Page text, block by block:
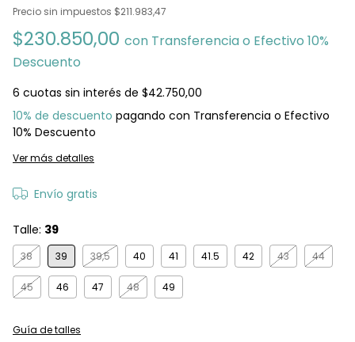
Precio sin impuestos $211.983,47
$230.850,00 con Transferencia o Efectivo 10%
Descuento
6 cuotas sin interés de $42.750,00
10% de descuento pagando con Transferencia o Efectivo
10% Descuento
Ver más detalles
Envío gratis
Talle: 39
38 39 39,5 40 41 41.5 42 43 44
45 46 47 48 49
Guía de talles